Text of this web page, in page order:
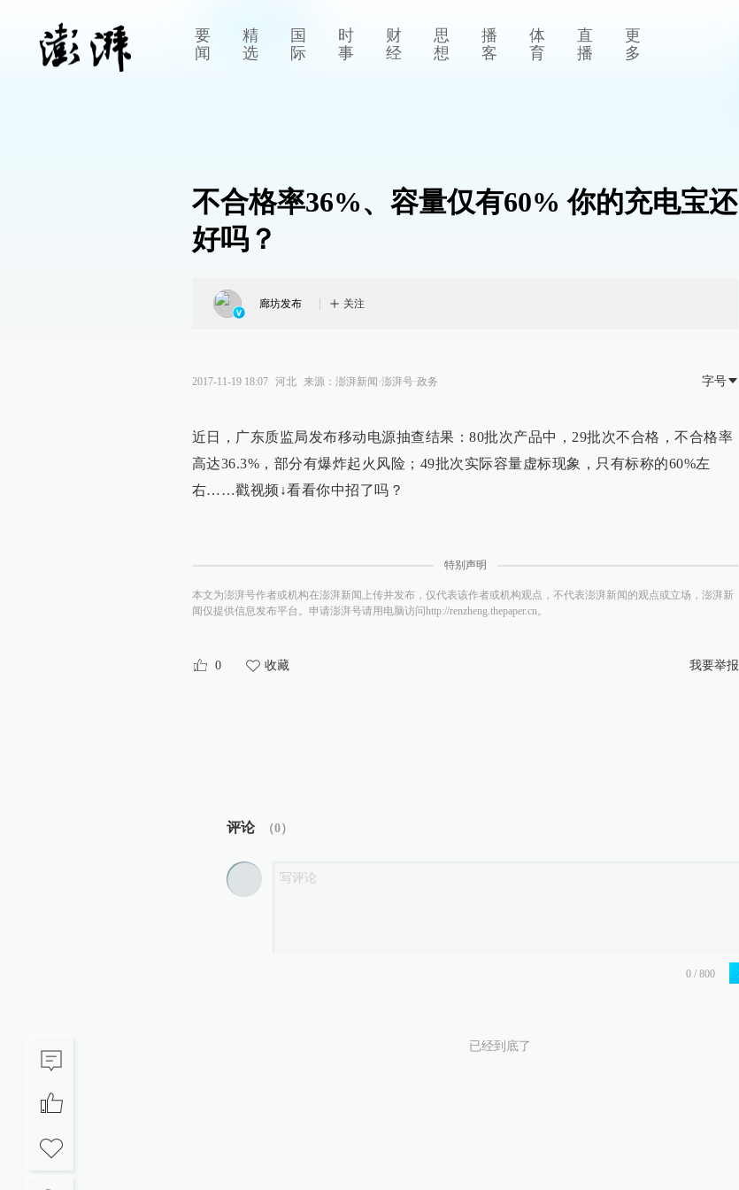
要
闻
精
选
国
际
时
事
财
经
思
想
播
客
体
育
直
播
更
多
不合格率36%、容量仅有60% 你的充电宝还
好吗？
廊坊发布 关注
2017-11-19 18:07 河北 来源： 澎湃新闻·澎湃号·政务 字号
近日，广东质监局发布移动电源抽查结果：80批次产品中，29批次不合格，不合格率
高达36.3%，部分有爆炸起火风险；49批次实际容量虚标现象，只有标称的60%左
右……戳视频↓看看你中招了吗？
特别声明
本文为澎湃号作者或机构在澎湃新闻上传并发布，仅代表该作者或机构观点，不代表澎湃新闻的观点或立场，澎湃新
闻仅提供信息发布平台。申请澎湃号请用电脑访问http://renzheng.thepaper.cn。
0 收藏 我要举报
评论 （0）
已经到底了